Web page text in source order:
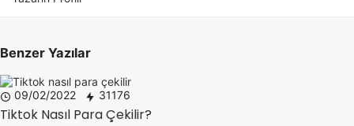
Benzer Yazılar
09/02/2022 31176
Tiktok Nasıl Para Çekilir?